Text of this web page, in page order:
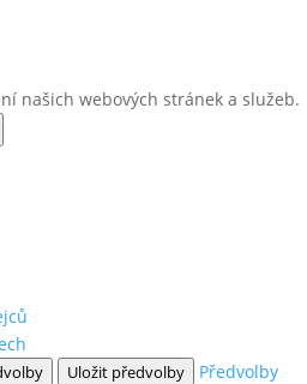
našich webových stránek a služeb.
Uložit předvolby
Předvolby